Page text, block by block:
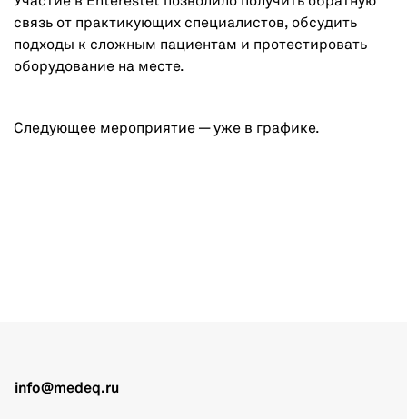
связь от практикующих специалистов, обсудить
подходы к сложным пациентам и протестировать
оборудование на месте.
Следующее мероприятие — уже в графике.
info@medeq.ru